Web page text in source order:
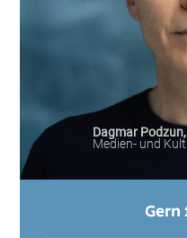
Dagmar Podzun,
Medien- und
Gern